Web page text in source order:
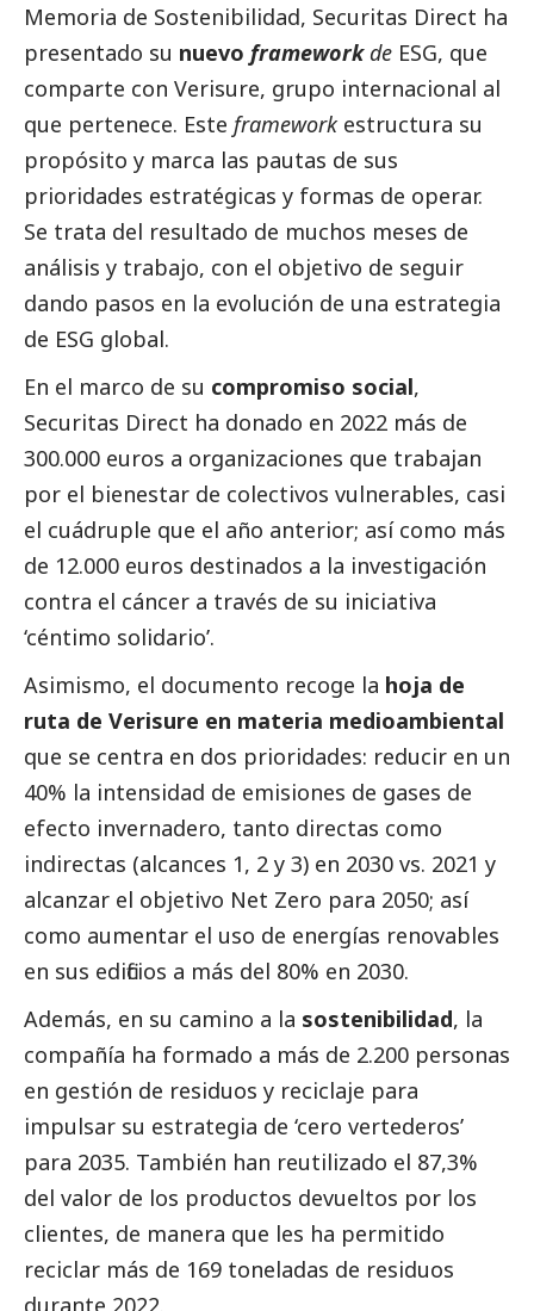
Memoria de Sostenibilidad, Securitas Direct ha
presentado su nuevo frameworkde ESG, que
comparte con Verisure, grupo internacional al
que pertenece. Este framework estructura su
propósito y marca las pautas de sus
prioridades estratégicas y formas de operar.
Se trata del resultado de muchos meses de
análisis y trabajo, con el objetivo de seguir
dando pasos en la evolución de una estrategia
de ESG global.
En el marco de su compromiso social,
Securitas Direct ha donado en 2022 más de
300.000 euros a organizaciones que trabajan
por el bienestar de colectivos vulnerables, casi
el cuádruple que el año anterior; así como más
de 12.000 euros destinados a la investigación
contra el cáncer a través de su iniciativa
‘céntimo solidario’.
Asimismo, el documento recoge la hoja de
ruta de Verisure en materia medioambiental
que se centra en dos prioridades: reducir en un
40% la intensidad de emisiones de gases de
efecto invernadero, tanto directas como
indirectas (alcances 1, 2 y 3) en 2030 vs. 2021 y
alcanzar el objetivo Net Zero para 2050; así
como aumentar el uso de energías renovables
en sus edificios a más del 80% en 2030.
Además, en su camino a la sostenibilidad, la
compañía ha formado a más de 2.200 personas
en gestión de residuos y reciclaje para
impulsar su estrategia de ‘cero vertederos’
para 2035. También han reutilizado el 87,3%
del valor de los productos devueltos por los
clientes, de manera que les ha permitido
reciclar más de 169 toneladas de residuos
durante 2022.